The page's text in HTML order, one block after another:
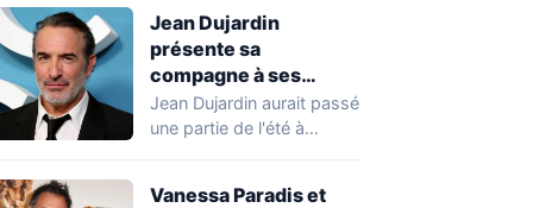
Jean Dujardin
présente sa
compagne à ses
enfants à Soulac-sur-
Mer
Jean Dujardin aurait passé
une partie de l'été à
Vanessa Paradis et